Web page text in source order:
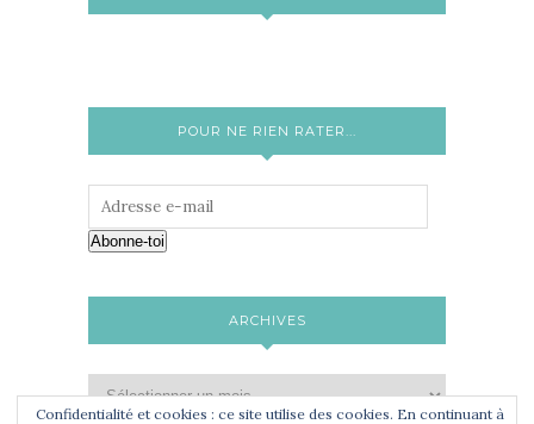
POUR NE RIEN RATER...
Abonne-toi
ARCHIVES
Confidentialité et cookies : ce site utilise des cookies. En continuant à